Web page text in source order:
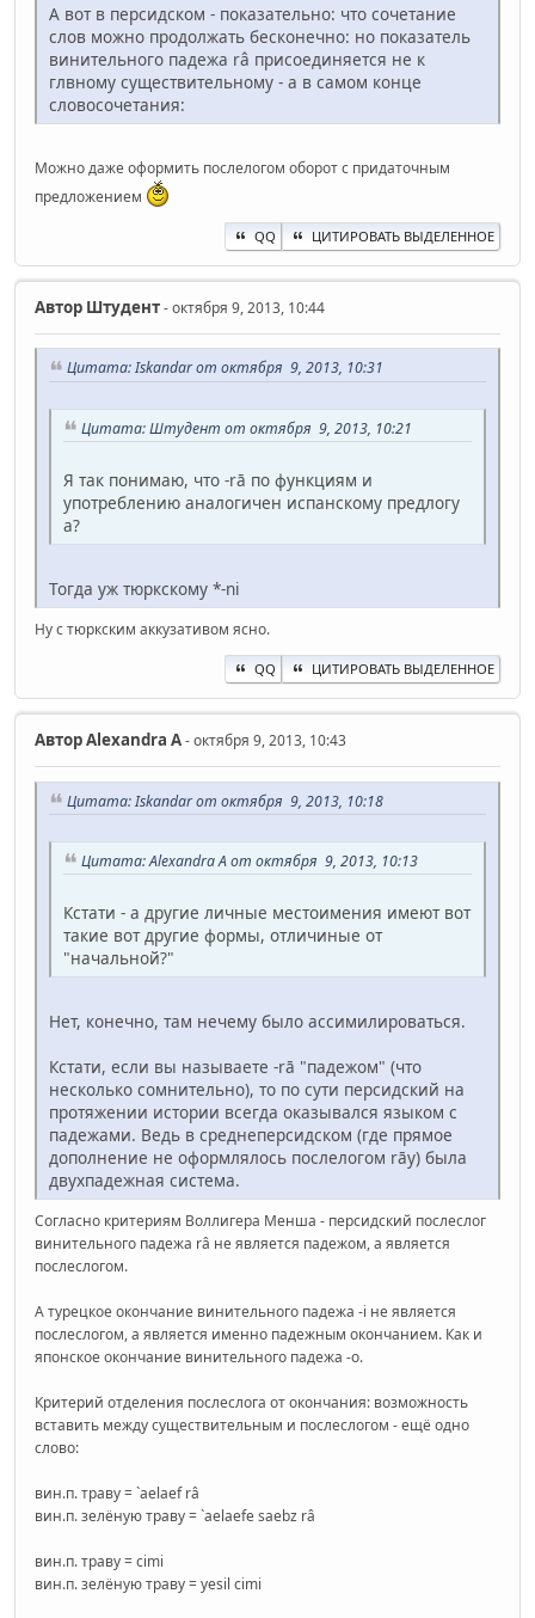
А вот в персидском - показательно: что сочетание
слов можно продолжать бесконечно: но показатель
винительного падежа râ присоединяется не к
глвному существительному - а в самом конце
словосочетания:
Можно даже оформить послелогом оборот с придаточным
предложением
QQ ЦИТИРОВАТЬ ВЫДЕЛЕННОЕ
Автор Штудент- октября 9, 2013, 10:44
Цитата: Iskandar от октября 9, 2013, 10:31
Цитата: Штудент от октября 9, 2013, 10:21
Я так понимаю, что -rā по функциям и
употреблению аналогичен испанскому предлогу
a?
Тогда уж тюркскому *-ni
Ну с тюркским аккузативом ясно.
QQ ЦИТИРОВАТЬ ВЫДЕЛЕННОЕ
АвторAlexandra A- октября 9, 2013, 10:43
Цитата: Iskandar от октября 9, 2013, 10:18
Цитата: Alexandra A от октября 9, 2013, 10:13
Кстати - а другие личные местоимения имеют вот
такие вот другие формы, отличиные от
"начальной?"
Нет, конечно, там нечему было ассимилироваться.
Кстати, если вы называете -rā "падежом" (что
несколько сомнительно), то по сути персидский на
протяжении истории всегда оказывался языком с
падежами. Ведь в среднеперсидском (где прямое
дополнение не оформлялось послелогом rāy) была
двухпадежная система.
Согласно критериям Воллигера Менша - персидский послеслог
винительного падежа râ не является падежом, а является
послеслогом.
А турецкое окончание винительного падежа -i не является
послеслогом, а является именно падежным окончанием. Как и
японское окончание винительного падежа -o.
Критерий отделения послеслога от окончания: возможность
вставить между существительным и послеслогом - ещё одно
слово:
вин.п. траву = `aelaef râ
вин.п. зелёную траву = `aelaefe saebz râ
вин.п. траву = cimi
вин.п. зелёную траву = yesil cimi